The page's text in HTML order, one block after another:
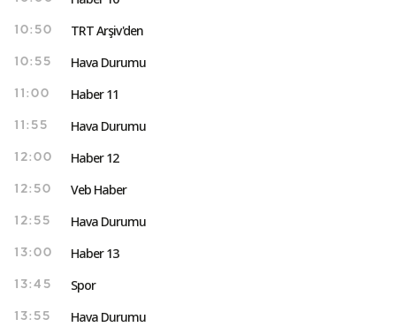
10:50 TRT Arşiv'den
10:55 Hava Durumu
11:00 Haber 11
11:55 Hava Durumu
12:00 Haber 12
12:50 Veb Haber
12:55 Hava Durumu
13:00 Haber 13
13:45 Spor
13:55 Hava Durumu